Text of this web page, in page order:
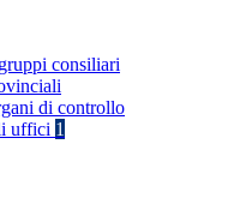
consiliari
di controllo
uffici 1